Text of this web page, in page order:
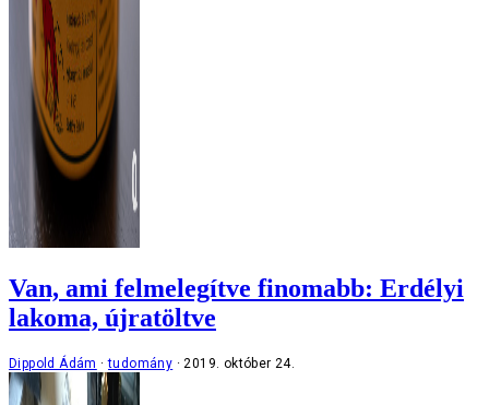
Van, ami felmelegítve finomabb: Erdélyi
lakoma, újratöltve
Dippold Ádám tudomány 2019. október 24.